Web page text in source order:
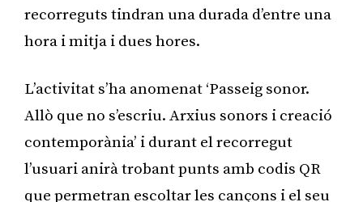
recorreguts tindran una durada d’entre una
hora i mitja i dues hores.
L’activitat s’ha anomenat ‘Passeig sonor.
Allò que no s’escriu. Arxius sonors i creació
contemporània’ i durant el recorregut
l’usuari anirà trobant punts amb codis QR
que permetran escoltar les cançons i el seu